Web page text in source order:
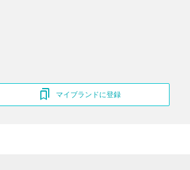
マイブランドに登録